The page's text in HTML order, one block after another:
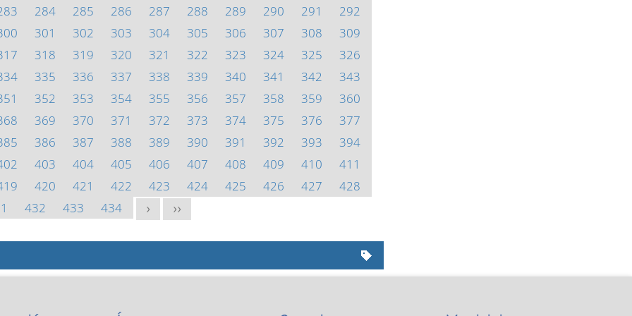
284 285 286 287 288 289 290 291
292
301 302 303 304 305 306 307 308
309
318 319 320 321 322 323 324 325
326
335 336 337 338 339 340 341 342
343
352 353 354 355 356 357 358 359
360
369 370 371 372 373 374 375 376
377
386 387 388 389 390 391 392 393
394
403 404 405 406 407 408 409 410
411
420 421 422 423 424 425 426 427
428
432 433 434 > >>